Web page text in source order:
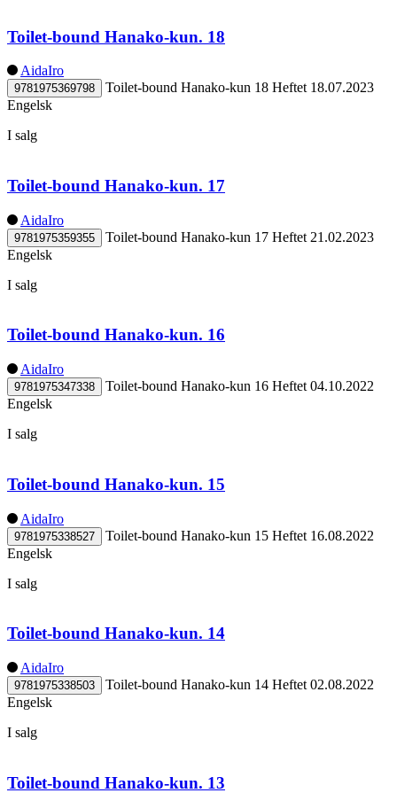
Toilet-bound Hanako-kun. 18
AidaIro
9781975369798 Toilet-bound Hanako-kun 18 Heftet 18.07.2023
Engelsk
I salg
Toilet-bound Hanako-kun. 17
AidaIro
9781975359355 Toilet-bound Hanako-kun 17 Heftet 21.02.2023
Engelsk
I salg
Toilet-bound Hanako-kun. 16
AidaIro
9781975347338 Toilet-bound Hanako-kun 16 Heftet 04.10.2022
Engelsk
I salg
Toilet-bound Hanako-kun. 15
AidaIro
9781975338527 Toilet-bound Hanako-kun 15 Heftet 16.08.2022
Engelsk
I salg
Toilet-bound Hanako-kun. 14
AidaIro
9781975338503 Toilet-bound Hanako-kun 14 Heftet 02.08.2022
Engelsk
I salg
Toilet-bound Hanako-kun. 13